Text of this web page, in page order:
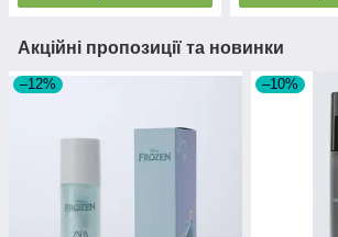
Акційні пропозиції та новинки
–12% –10%